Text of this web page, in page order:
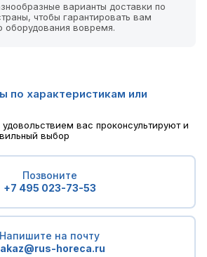
варианты доставки по
чтобы гарантировать вам
оборудования вовремя.
по характеристикам или
вас проконсультируют и
выбор
Позвоните
+7 495 023-73-53
Напишите на почту
horeca.ru